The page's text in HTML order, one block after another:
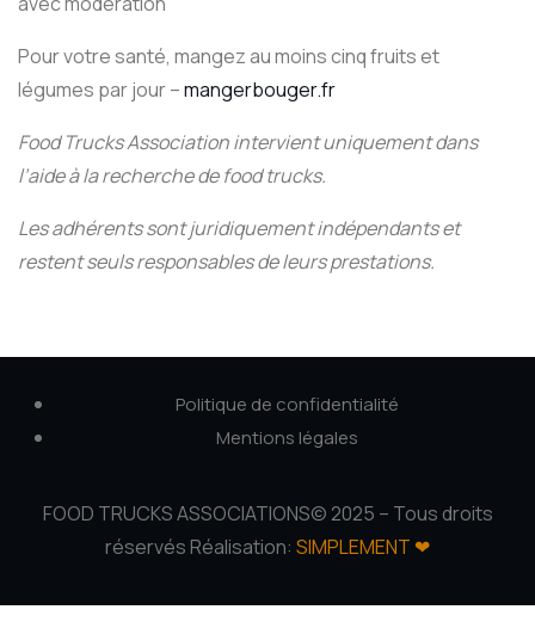
Pour votre santé, mangez au moins cinq fruits et
légumes par jour –mangerbouger.fr
Food Trucks Association intervient uniquement dans
l’aide à la recherche de food trucks.
Les adhérents sont juridiquement indépendants et
restent seuls responsables de leurs prestations.
Politique de confidentialité
Mentions légales
FOOD TRUCKS ASSOCIATIONS© 2025 – Tous droits
réservés Réalisation: SIMPLEMENT ❤